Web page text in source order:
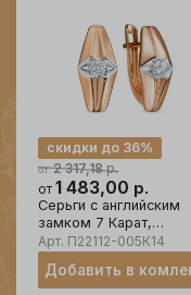
от 2 317,18р.
скидки до 36%
от 1 483,00 р.
Серьги с английским
замком 7 Карат,
красное золото 585
проба, вставка фианит
Арт. П22112-005К14
Добавить в